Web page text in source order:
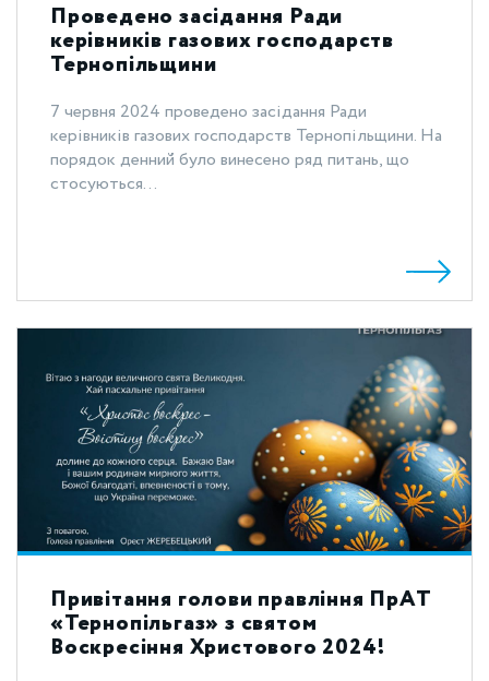
Проведено засідання Ради
керівників газових господарств
Тернопільщини
7 червня 2024 проведено засідання Ради
керівників газових господарств Тернопільщини. На
порядок денний було винесено ряд питань, що
стосуються...
Привітання голови правління ПрАТ
«Тернопільгаз» з святом
Воскресіння Христового 2024!